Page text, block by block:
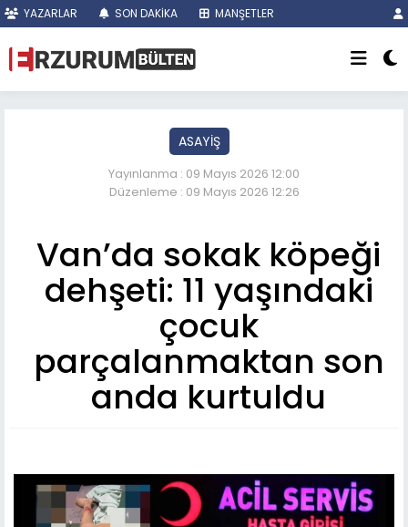
YAZARLAR SON DAKİKA MANŞETLER
ASAYİŞ
Yayınlanma : 09 Mayıs 2026 12:00
Düzenleme : 09 Mayıs 2026 12:26
Van’da sokak köpeği
dehşeti: 11 yaşındaki
çocuk
parçalanmaktan son
anda kurtuldu